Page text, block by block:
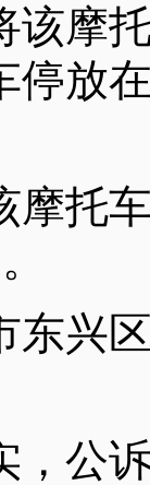
该摩
停放
托车
兴区
公诉